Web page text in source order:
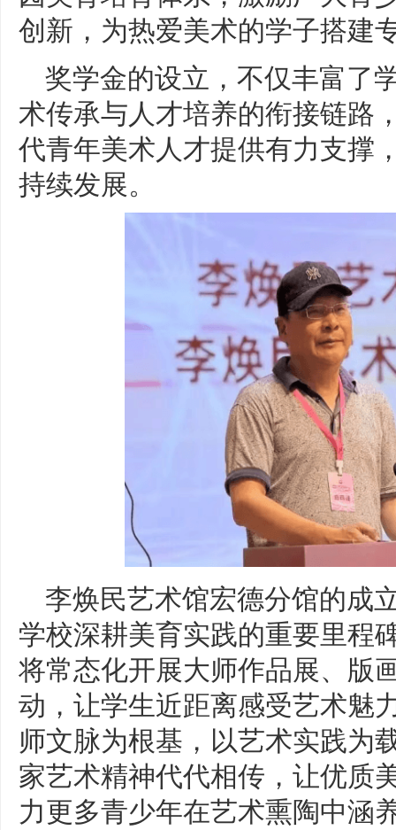
创新，为热爱美术的学子搭建
奖学金的设立，不仅丰富了
术传承与人才培养的衔接链路
代青年美术人才提供有力支撑
持续发展。
李焕民艺术馆宏德分馆的成
学校深耕美育实践的重要里程
将常态化开展大师作品展、版
动，让学生近距离感受艺术魅
师文脉为根基，以艺术实践为
家艺术精神代代相传，让优质
力更多青少年在艺术熏陶中涵